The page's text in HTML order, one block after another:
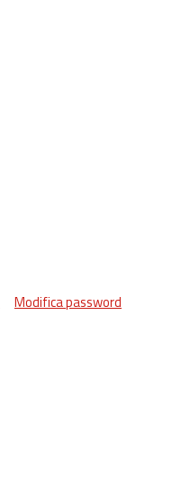
Modifica password